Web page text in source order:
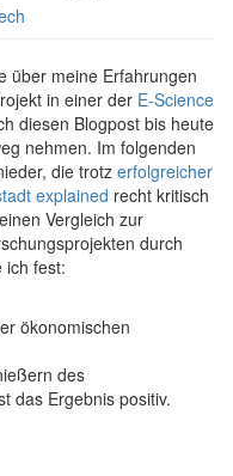
über meine Erfahrungen
in einer der E-Science
diesen Blogpost bis heute
nehmen. Im folgenden
die trotz erfolgreicher
explained recht kritisch
Vergleich zur
durch
ich fest:
ökonomischen
des
das Ergebnis positiv.